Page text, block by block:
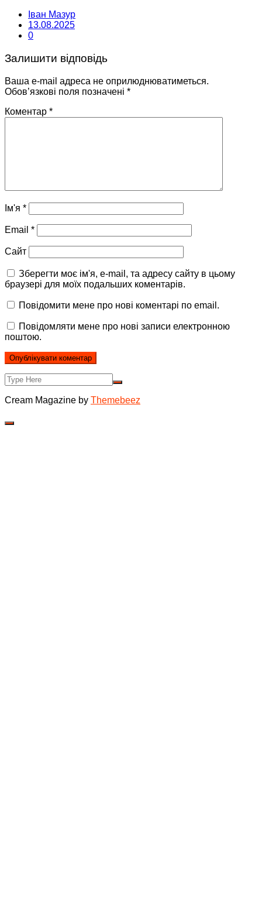
Іван Мазур
13.08.2025
0
Залишити відповідь
Ваша e-mail адреса не оприлюднюватиметься.
Обов’язкові поля позначені *
Коментар *
Ім'я *
Email *
Сайт
Зберегти моє ім'я, e-mail, та адресу сайту в цьому
браузері для моїх подальших коментарів.
Повідомити мене про нові коментарі по email.
Повідомляти мене про нові записи електронною
поштою.
Cream Magazine by Themebeez